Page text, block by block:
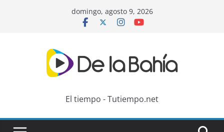
domingo, agosto 9, 2026
El tiempo - Tutiempo.net